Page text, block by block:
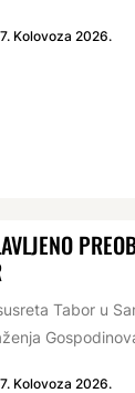
7. Kolovoza 2026.
Tabor u
7. Kolovoza 2026.